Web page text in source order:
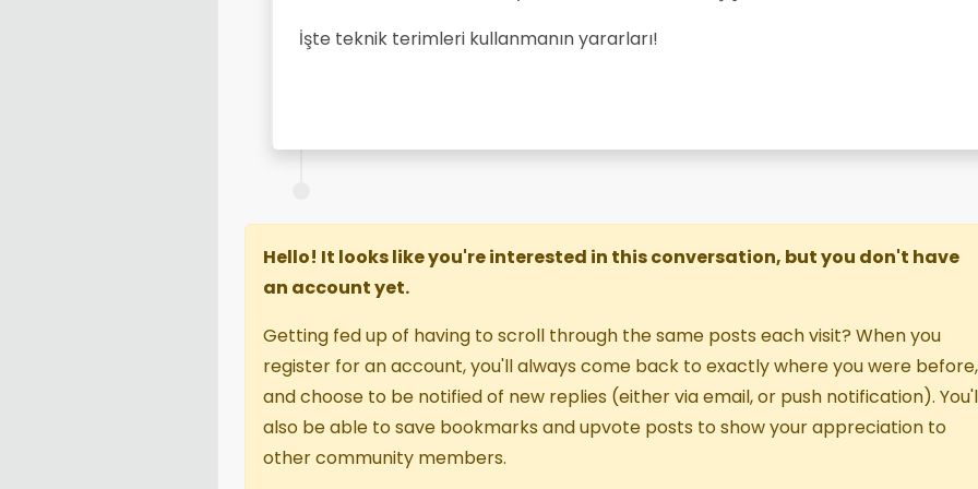
İşte teknik terimleri kullanmanın yararları!
Hello! It looks like you're interested in this conversation, but you don't have
an account yet.
Getting fed up of having to scroll through the same posts each visit? When you
register for an account, you'll always come back to exactly where you were before,
and choose to be notified of new replies (either via email, or push notification).
also be able to save bookmarks and upvote posts to show your appreciation to
other community members.